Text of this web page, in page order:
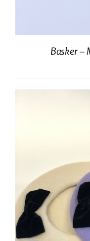
Basker –